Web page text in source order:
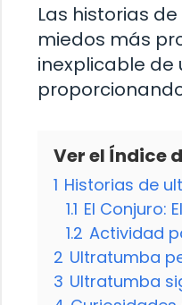
Las historias
miedos más
inexplicable
Ver el Índice
1 Historias de
1.1 El Conjuro:
1.2 Actividad
2 Ultratumba
3 Ultratumba